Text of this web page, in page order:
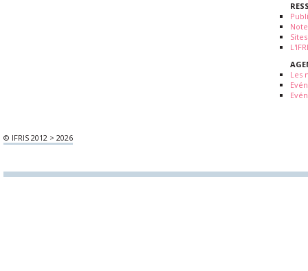
Les
© IFRIS 2012 > 2026